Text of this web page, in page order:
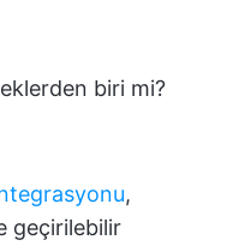
biri mi?
,
geçirilebilir